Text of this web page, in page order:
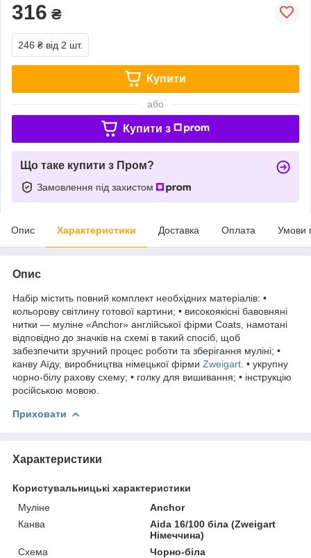
316 ₴
246 ₴ від 2 шт.
Купити
або
Купити з
Що таке купити з Пром?
Замовлення під захистом
Опис Характеристики Доставка Оплата Умови
Опис
Набір містить повний комплект необхідних матеріалів: •
кольорову світлину готової картини; • високоякісні бавовняні
нитки — муліне «Anchor» англійської фірми Coats, намотані
відповідно до значків на схемі в такий спосіб, щоб
забезпечити зручний процес роботи та зберігання муліні; •
канву Аїду, виробництва німецької фірми Zweigart . • укрупну
чорно-білу рахову схему; • голку для вишивання; • інструкцію
російською мовою.
Приховати
Характеристики
Користувальницькі характеристики
Муліне
Anchor
Канва
Aida 16/100 біла (Zweigart
Німеччина)
Схема
Чорно-біла